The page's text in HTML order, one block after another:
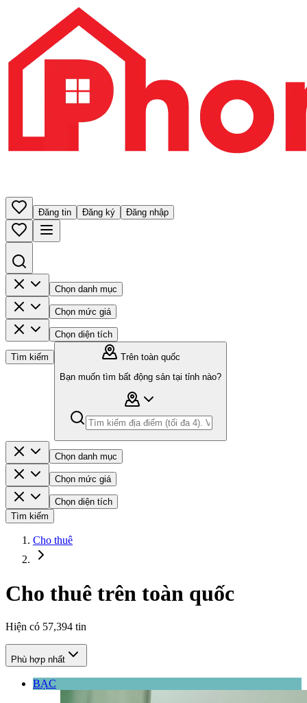
Đăng tin Đăng ký Đăng nhập
Chọn danh mục
Chọn mức giá
Chọn diện tích
Tìm kiếm
Trên toàn quốc
Bạn muốn tìm bất động sản tại tỉnh nào?
Chọn danh mục
Chọn mức giá
Chọn diện tích
Tìm kiếm
Cho thuê
Cho thuê trên toàn quốc
Hiện có 57,394 tin
Phù hợp nhất
BẠC